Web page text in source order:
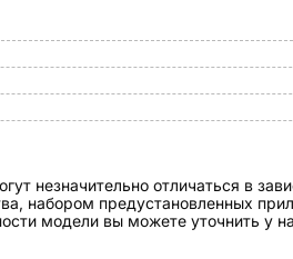
незначительно отличаться в
набором предустановленных
модели вы можете уточнить у